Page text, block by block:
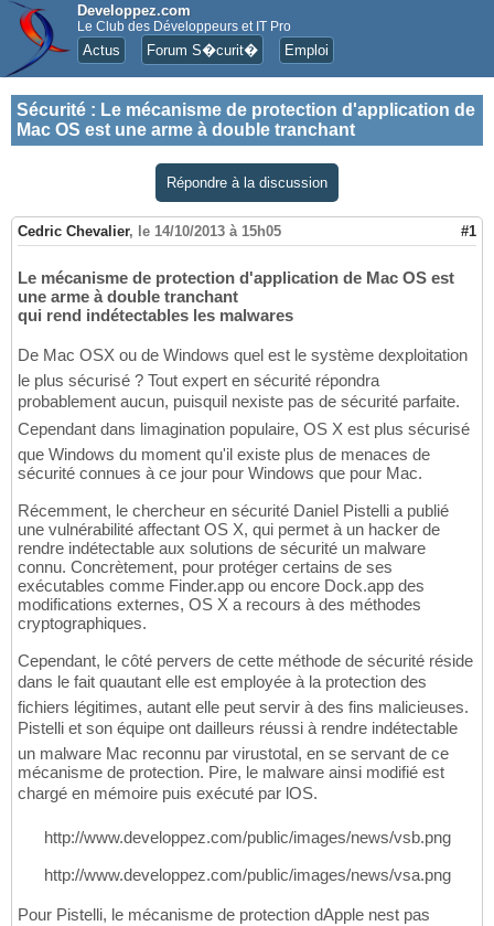
Developpez.com
Le Club des Développeurs et IT Pro
Actus Forum S�curit� Emploi
Sécurité : Le mécanisme de protection d'application de
Mac OS est une arme à double tranchant
Répondre à la discussion
Cedric Chevalier, le 14/10/2013 à 15h05 #1
Le mécanisme de protection d'application de Mac OS est
une arme à double tranchant
qui rend indétectables les malwares
De Mac OSX ou de Windows quel est le système dexploitation
le plus sécurisé ? Tout expert en sécurité répondra
probablement aucun, puisquil nexiste pas de sécurité parfaite.
Cependant dans limagination populaire, OS X est plus sécurisé
que Windows du moment qu'il existe plus de menaces de
sécurité connues à ce jour pour Windows que pour Mac.
Récemment, le chercheur en sécurité Daniel Pistelli a publié
une vulnérabilité affectant OS X, qui permet à un hacker de
rendre indétectable aux solutions de sécurité un malware
connu. Concrètement, pour protéger certains de ses
exécutables comme Finder.app ou encore Dock.app des
modifications externes, OS X a recours à des méthodes
cryptographiques.
Cependant, le côté pervers de cette méthode de sécurité réside
dans le fait quautant elle est employée à la protection des
fichiers légitimes, autant elle peut servir à des fins malicieuses.
Pistelli et son équipe ont dailleurs réussi à rendre indétectable
un malware Mac reconnu par virustotal, en se servant de ce
mécanisme de protection. Pire, le malware ainsi modifié est
chargé en mémoire puis exécuté par lOS.
http://www.developpez.com/public/images/news/vsb.png
http://www.developpez.com/public/images/news/vsa.png
Pour Pistelli, le mécanisme de protection dApple nest pas